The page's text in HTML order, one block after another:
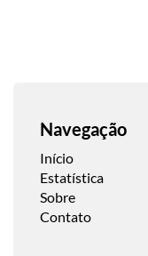
Navegação
Início
Estatística
Sobre
Contato